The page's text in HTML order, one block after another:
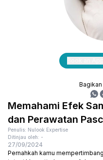
Memahami Efek
dan Perawatan
Penulis: Nulook Expertise
Ditinjau oleh: -
27/09/2024
Pernahkah kamu